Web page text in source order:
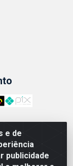
e de
publicidade
- CNPJ:
1045 -
21020-124